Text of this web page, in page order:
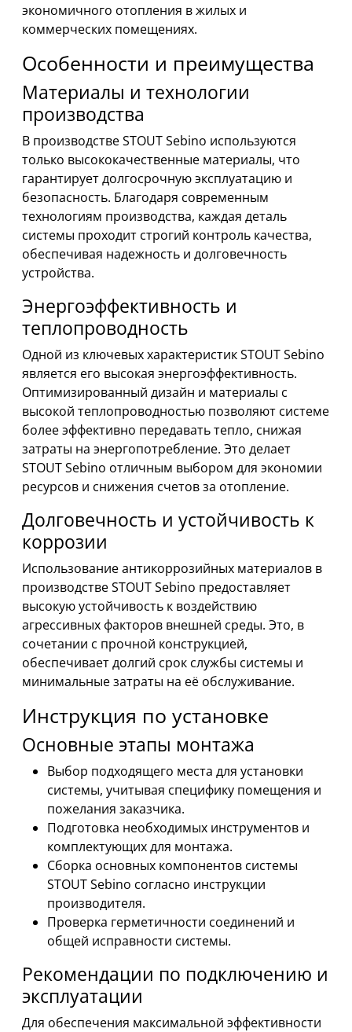
экономичного отопления в жилых и
коммерческих помещениях.
Особенности и преимущества
Материалы и технологии
производства
В производстве STOUT Sebino используются
только высококачественные материалы, что
гарантирует долгосрочную эксплуатацию и
безопасность. Благодаря современным
технологиям производства, каждая деталь
системы проходит строгий контроль качества,
обеспечивая надежность и долговечность
устройства.
Энергоэффективность и
теплопроводность
Одной из ключевых характеристик STOUT Sebino
является его высокая энергоэффективность.
Оптимизированный дизайн и материалы с
высокой теплопроводностью позволяют системе
более эффективно передавать тепло, снижая
затраты на энергопотребление. Это делает
STOUT Sebino отличным выбором для экономии
ресурсов и снижения счетов за отопление.
Долговечность и устойчивость к
коррозии
Использование антикоррозийных материалов в
производстве STOUT Sebino предоставляет
высокую устойчивость к воздействию
агрессивных факторов внешней среды. Это, в
сочетании с прочной конструкцией,
обеспечивает долгий срок службы системы и
минимальные затраты на её обслуживание.
Инструкция по установке
Основные этапы монтажа
Выбор подходящего места для установки
системы, учитывая специфику помещения и
пожелания заказчика.
Подготовка необходимых инструментов и
комплектующих для монтажа.
Сборка основных компонентов системы
STOUT Sebino согласно инструкции
производителя.
Проверка герметичности соединений и
общей исправности системы.
Рекомендации по подключению и
эксплуатации
Для обеспечения максимальной эффективности